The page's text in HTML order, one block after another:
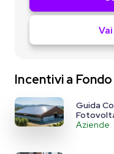
Incentivi a
Guida
Aziende